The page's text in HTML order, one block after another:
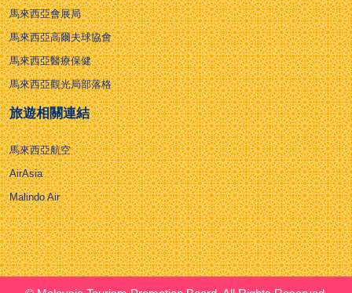
馬來西亞會展局
馬來西亞高爾夫球協會
馬來西亞醫療保健
馬來西亞觀光局部落格
旅遊相關連結
馬來西亞航空
AirAsia
Malindo Air